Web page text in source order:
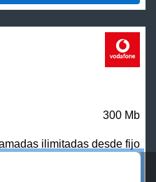
300 Mb
ilimitadas desde fijo